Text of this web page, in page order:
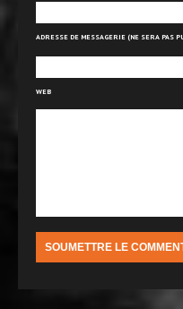
ADRESSE DE MESSAGERIE (NE SERA PAS
WEB